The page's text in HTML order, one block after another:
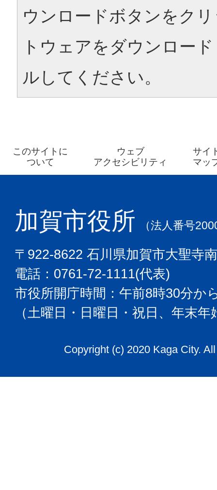
ウンロードボタンをク
トウェアをダウンロー
ルしてください。
このサイトに
ついて
ウェブ
アクセシビリティ
サイ
マッ
加賀市役所 （法人番号
〒922-8622 石川県加賀市大聖寺
電話：0761-72-1111(代表)
市役所開庁時間：午前8時30分か
（土曜日・日曜日・祝日、年末
Copyright (c) 2020 Kaga City.